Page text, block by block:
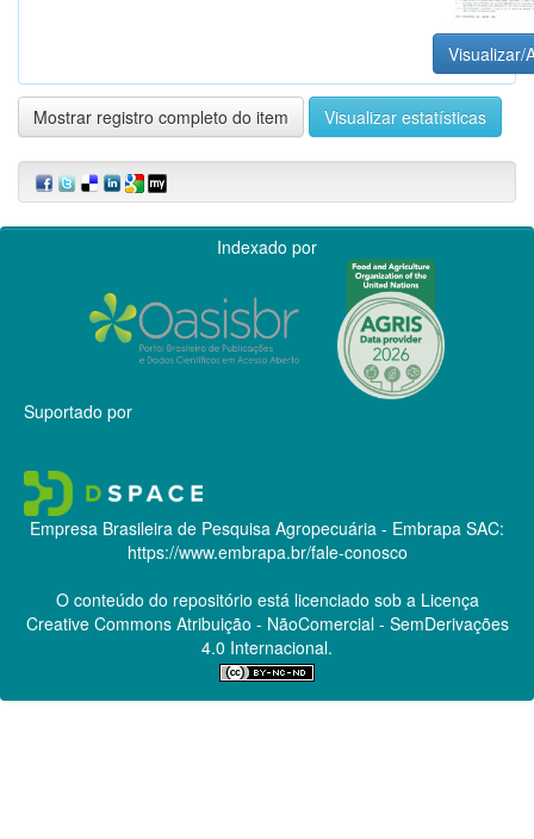
Visualizar/
Mostrar registro completo do item Visualizar estatísticas
Indexado por
Suportado por
Empresa Brasileira de Pesquisa Agropecuária - Embrapa SAC:
https://www.embrapa.br/fale-conosco
O conteúdo do repositório está licenciado sob a Licença
Creative CommonsAtribuição - NãoComercial - SemDerivações
4.0 Internacional.